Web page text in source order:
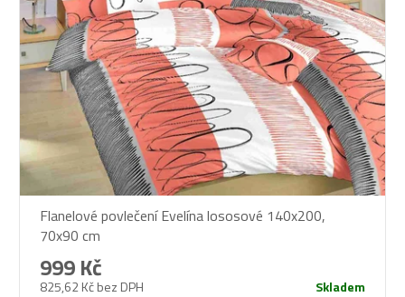
Flanelové povlečení Evelína lososové 140x200,
70x90 cm
825,62 Kč bez DPH
999 Kč
Skladem